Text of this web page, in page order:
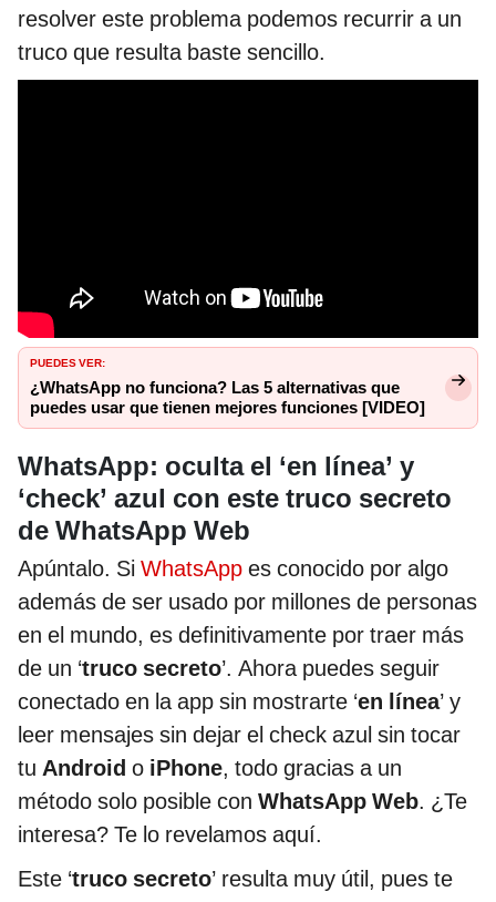
resolver este problema podemos recurrir a un
truco que resulta baste sencillo.
PUEDES VER:
¿WhatsApp no funciona? Las 5 alternativas que
puedes usar que tienen mejores funciones [VIDEO]
WhatsApp: oculta el ‘en línea’ y
‘check’ azul con este truco secreto
de WhatsApp Web
Apúntalo. Si WhatsApp es conocido por algo
además de ser usado por millones de personas
en el mundo, es definitivamente por traer más
de un ‘truco secreto’. Ahora puedes seguir
conectado en la app sin mostrarte ‘en línea’ y
leer mensajes sin dejar el check azul sin tocar
tu Android o iPhone, todo gracias a un
método solo posible con WhatsApp Web. ¿Te
interesa? Te lo revelamos aquí.
Este ‘truco secreto’ resulta muy útil, pues te